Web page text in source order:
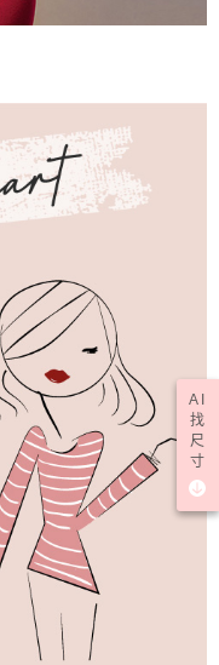
AI
找
尺
寸